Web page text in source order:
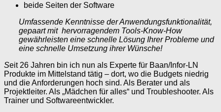
beide Seiten der Software
Umfassende Kenntnisse der Anwendungsfunktionalität,
gepaart mit hervorragendem Tools-Know-How
gewährleisten eine schnelle Lösung Ihrer Probleme und
eine schnelle Umsetzung ihrer Wünsche!
Seit 26 Jahren bin ich nun als Experte für Baan/Infor-LN
Produkte im Mittelstand tätig – dort, wo die Budgets niedrig
und die Anforderungen hoch sind. Als Berater und als
Projektleiter. Als „Mädchen für alles“ und Troubleshooter. Als
Trainer und Softwareentwickler.